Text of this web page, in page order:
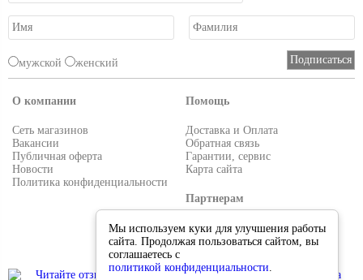
мужской женский
О компании
Сеть магазинов
Вакансии
Публичная оферта
Новости
Политика конфиденциальности
Помощь
Доставка и Оплата
Обратная связь
Гарантии, сервис
Карта сайта
Партнерам
Условия работы
Реквизиты
Мы используем куки для улучшения работы
сайта. Продолжая пользоваться сайтом, вы
соглашаетесь с
политикой конфиденциальности.